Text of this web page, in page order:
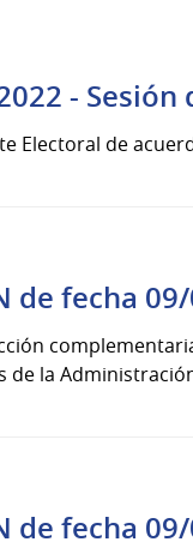
- Sesión
Electoral de
de fecha 09/
de la
de fecha